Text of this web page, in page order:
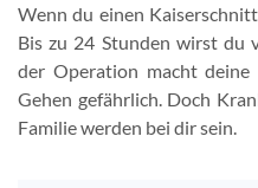
Wenn du einen
Bis zu 24 Stunden wirst du
der Operation macht deine
Gehen gefährlich. Doch
Familie werden bei dir sein.